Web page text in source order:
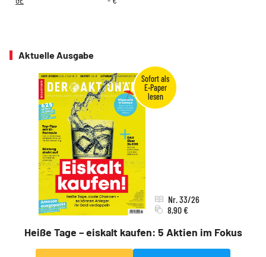
Aktuelle Ausgabe
Heiße Tage – eiskalt kaufen: 5 Aktien im Fokus
Nr. 33/26
8,90 €